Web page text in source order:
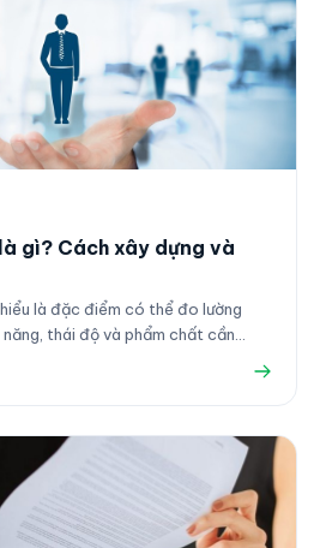
gì? Cách xây dựng và
là đặc điểm có thể đo lường
thái độ và phẩm chất cần